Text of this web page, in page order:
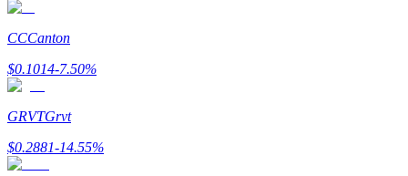
CCCanton
$0.1014-7.50%
GRVTGrvt
$0.2881-14.55%